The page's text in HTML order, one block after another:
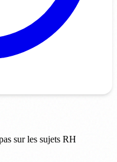
sur les sujets RH